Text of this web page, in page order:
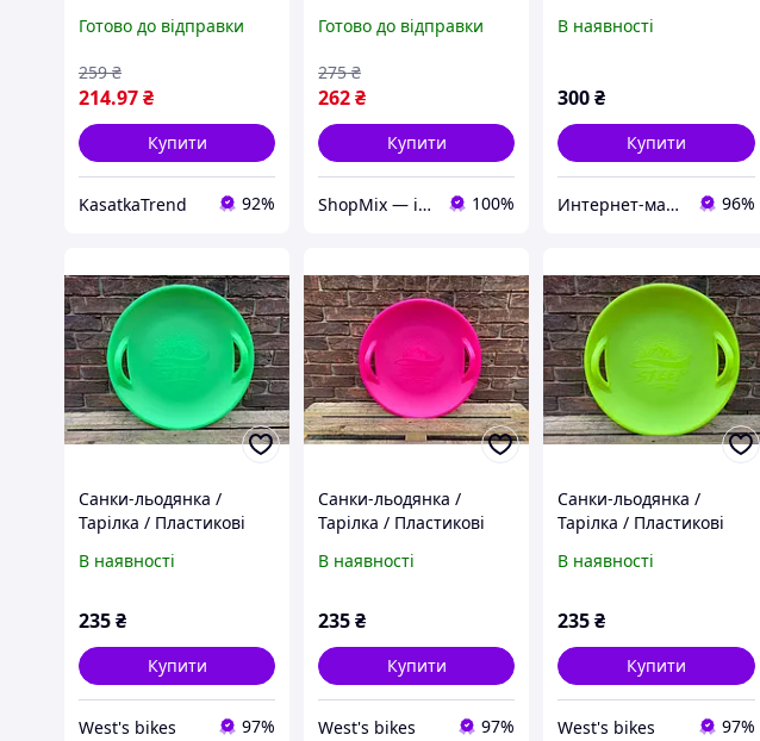
Готово до відправки
214.97₴
259 ₴
Купити
KasatkaTrend 92%
активних зимових
пластикови DE
Готово до відправки
262₴
275 ₴
Купити
ShopMix — інтернет-магазин сумок та аксесуарів 100%
В наявності
300₴
Купити
Интернет-магазин Kid-Toy 96%
Санки-льодянка /
Тарілка / Пластикові
санки "Steep", зелені
В наявності
235₴
Купити
West's bikes 97%
Санки-льодянка /
Тарілка / Пластикові
санки "Steep", рожеві
В наявності
235₴
Купити
West's bikes 97%
Санки-льодянка /
Тарілка / Пластикові
санки "Steep", салатові
В наявності
235₴
Купити
West's bikes 97%